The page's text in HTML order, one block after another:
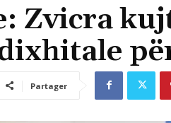
Zvicra
Partager